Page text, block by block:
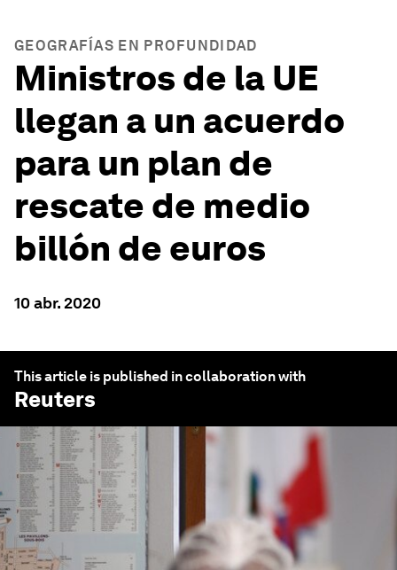
GEOGRAFÍAS EN PROFUNDIDAD
Ministros de la UE
llegan a un acuerdo
para un plan de
rescate de medio
billón de euros
10 abr. 2020
This article is published in collaboration with
Reuters